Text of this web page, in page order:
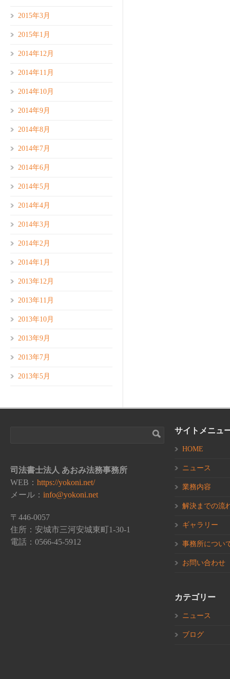
2015年3月
2015年1月
2014年12月
2014年11月
2014年10月
2014年9月
2014年8月
2014年7月
2014年6月
2014年5月
2014年4月
2014年3月
2014年2月
2014年1月
2013年12月
2013年11月
2013年10月
2013年9月
2013年7月
2013年5月
司法書士法人 あおみ法務事務所
WEB： https://yokoni.net/
メール： info@yokoni.net
〒446-0057
住所：安城市三河安城東町1-30-1
電話：0566-45-5912
サイトメニュ
HOME
ニュース
業務内容
解決までの流
ギャラリー
事務所につい
お問い合わせ
カテゴリー
ニュース
ブログ